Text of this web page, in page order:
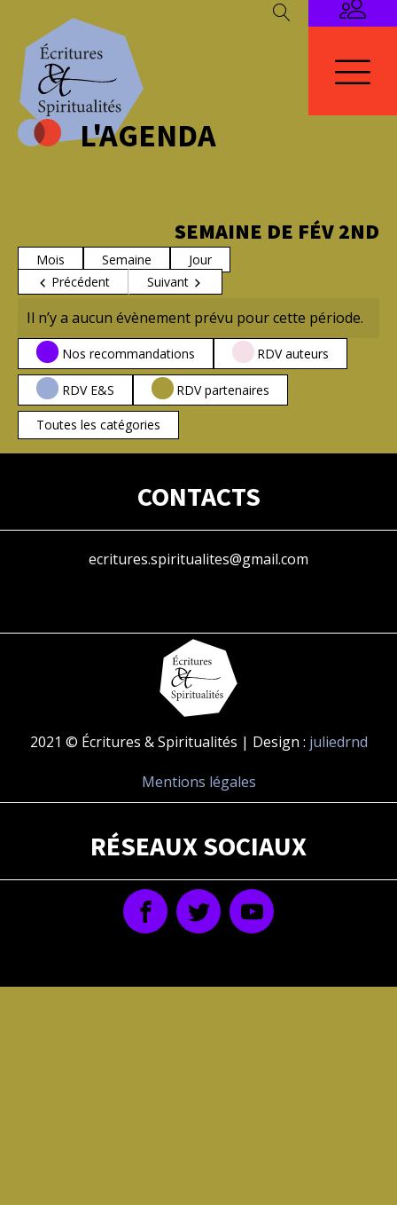
L'AGENDA
SEMAINE DE FÉV 2ND
Mois Semaine
Jour
Précédent
Suivant
Il n’y a aucun évènement prévu pour cette période.
CATÉGORIESNos recommandations RDV auteurs
RDV E&S RDV partenaires
Toutes les catégories
CONTACTS
ecritures.spiritualites@gmail.com
2021 © Écritures & Spiritualités | Design : juliedrnd
Mentions légales
RÉSEAUX SOCIAUX